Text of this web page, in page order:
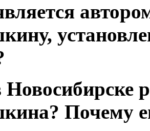
Новосибирске
Почему